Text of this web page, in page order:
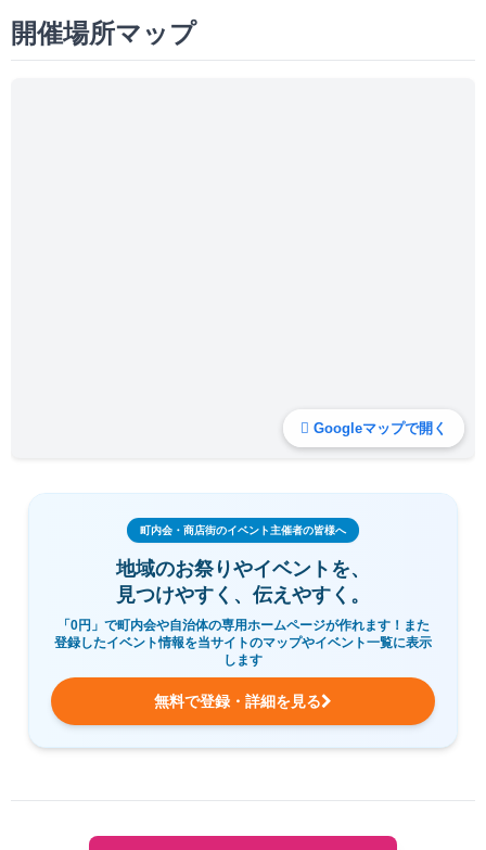
開催場所マップ
Googleマップで開く
町内会・商店街のイベント主催者の皆様へ
地域のお祭りやイベントを、
見つけやすく、伝えやすく。
「0円」で町内会や自治体の専用ホームページが作れます！また
登録したイベント情報を当サイトのマップやイベント一覧に表示
します
無料で登録・詳細を見る